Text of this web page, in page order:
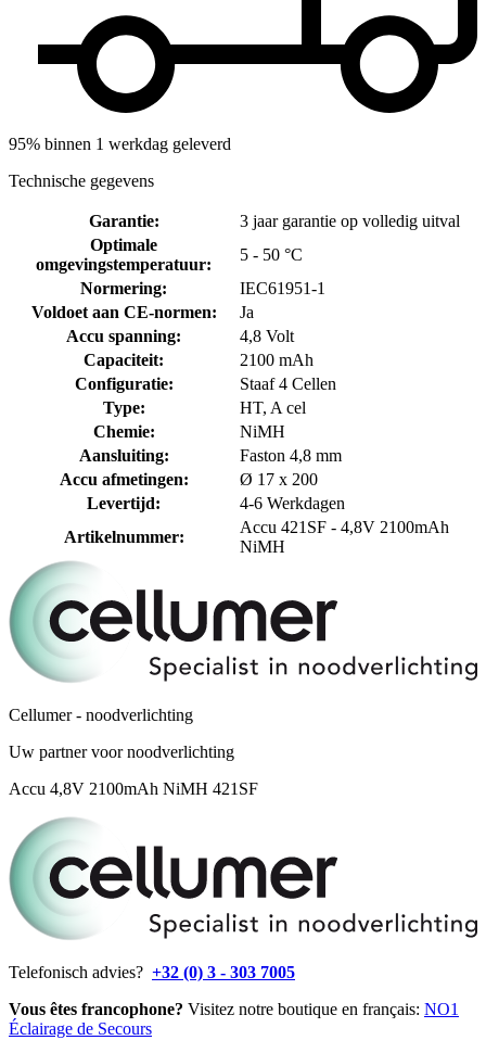
95% binnen 1 werkdag geleverd
Technische gegevens
Garantie:
3 jaar garantie op volledig uitval
Optimale
omgevingstemperatuur:
5 - 50 °C
Normering:
IEC61951-1
Voldoet aan CE-normen:
Ja
Accu spanning:
4,8 Volt
Capaciteit:
2100 mAh
Configuratie:
Staaf 4 Cellen
Type:
HT, A cel
Chemie:
NiMH
Aansluiting:
Faston 4,8 mm
Accu afmetingen:
Ø 17 x 200
Levertijd:
4-6 Werkdagen
Artikelnummer:
Accu 421SF - 4,8V 2100mAh
NiMH
Cellumer - noodverlichting
Uw partner voor noodverlichting
Accu 4,8V 2100mAh NiMH 421SF
Telefonisch advies? +32 (0) 3 - 303 7005
Vous êtes francophone? Visitez notre boutique en français: NO1
Éclairage de Secours